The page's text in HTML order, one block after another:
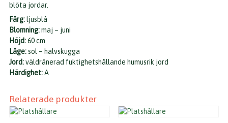
blöta jordar.
Färg: ljusblå
Blomning:maj – juni
Höjd:60 cm
Läge:sol – halvskugga
Jord:väldränerad fuktighetshållande humusrik jord
Härdighet:A
Relaterade produkter